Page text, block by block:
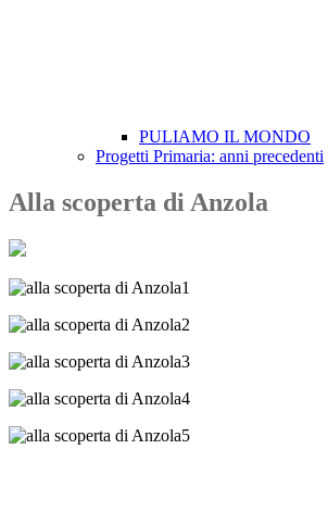
PULIAMO IL MONDO
Progetti Primaria: anni precedenti
Alla scoperta di Anzola